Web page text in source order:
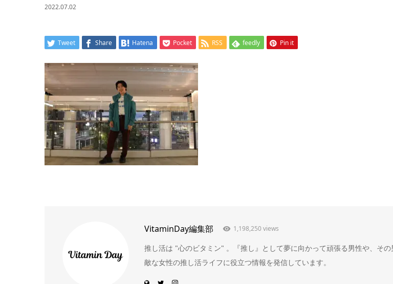
2022.07.02
Tweet Share Hatena Pocket RSS feedly Pin it
VitaminDay編集部 1,198,250 views
推し活は "心のビタミン" 。『推し』として夢に向かって頑張る男性や、そ
敵な女性の推し活ライフに役立つ情報を発信しています。